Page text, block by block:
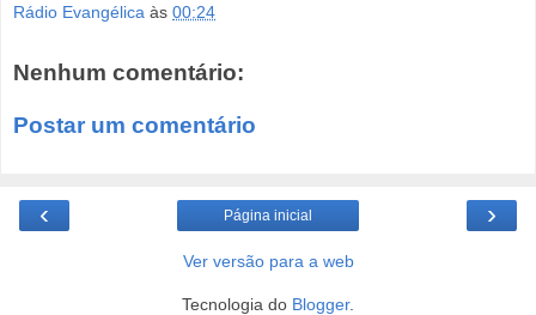
Rádio Evangélica às 00:24
Nenhum comentário:
Postar um comentário
‹ ›
Página inicial
Ver versão para a web
Tecnologia do Blogger.